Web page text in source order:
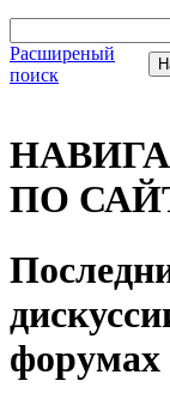
Расширеный
поиск
ПО
форумах